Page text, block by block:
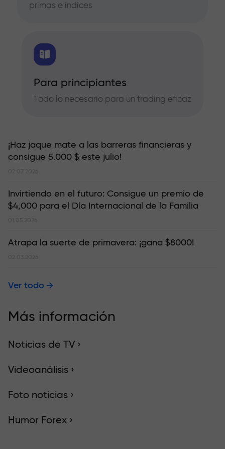
primas e índices
Para principiantes
Todo lo necesario para un trading eficaz
¡Haz jaque mate a las barreras financieras y
consigue 5.000 $ este julio!
02.07.2026
Invirtiendo en el futuro: Consigue un premio de
$4,000 para el Día Internacional de la Familia
01.05.2026
Atrapa la suerte de primavera: ¡gana $8000!
02.03.2026
Ver todo
Más información
Noticias de TV ›
Videoanálisis ›
Foto noticias ›
Humor Forex ›